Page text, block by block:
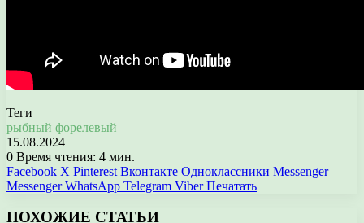
Теги
рыбный форелевый
15.08.2024
0 Время чтения: 4 мин.
Facebook X Pinterest Вконтакте Одноклассники Messenger
Messenger WhatsApp Telegram Viber Печатать
ПОХОЖИЕ СТАТЬИ